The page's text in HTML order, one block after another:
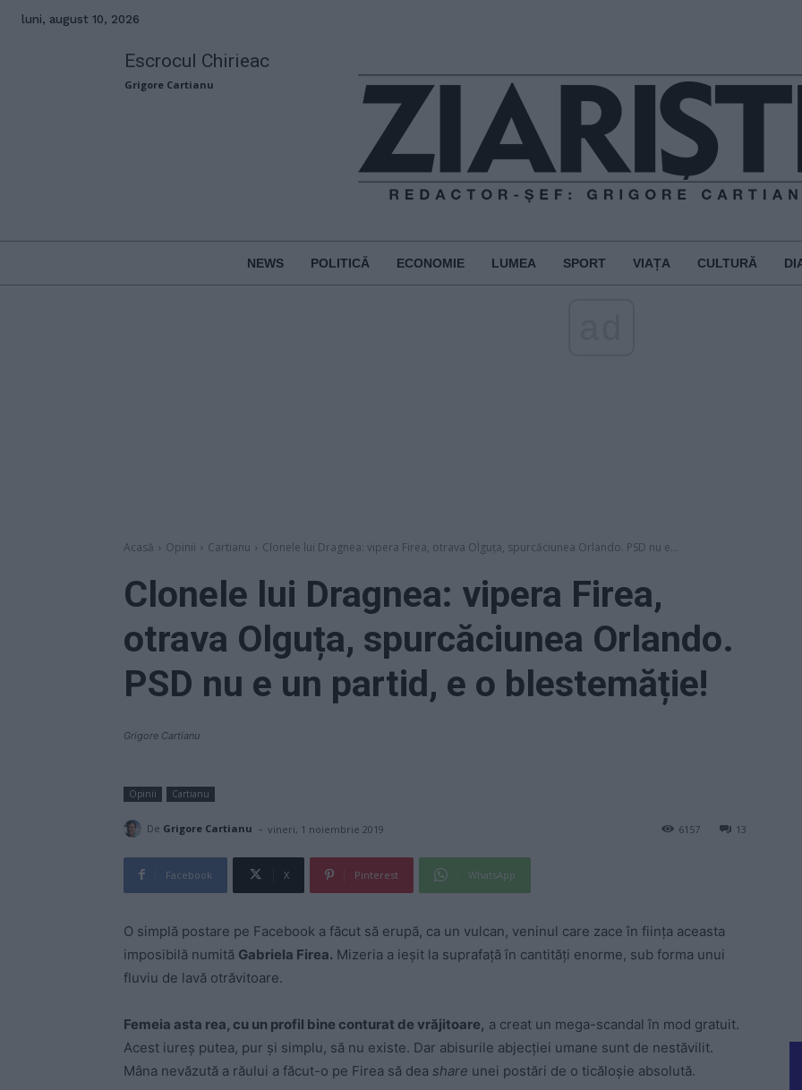
luni, august 10, 2026
Escrocul Chirieac
Grigore Cartianu
NEWS POLITICĂ ECONOMIE LUMEA SPORT VIAȚA CULTURĂ
Acasă Opinii Cartianu Clonele lui Dragnea: vipera Firea, otrava Olguța, spurcăciunea Orlando. PSD nu e...
Clonele lui Dragnea: vipera Firea,
otrava Olguța, spurcăciunea Orlando.
PSD nu e un partid, e o blestemăție!
Grigore Cartianu
Opinii Cartianu
De Grigore Cartianu - vineri, 1 noiembrie 2019 13
6157
Facebook X Pinterest WhatsApp
O simplă postare pe Facebook a făcut să erupă, ca un vulcan, veninul care zace în ființa aceasta
imposibilă numită Gabriela Firea. Mizeria a ieșit la suprafață în cantități enorme, sub forma unui
fluviu de lavă otrăvitoare.
Femeia asta rea, cu un profil bine conturat de vrăjitoare, a creat un mega-scandal în mod gratuit.
Acest iureș putea, pur și simplu, să nu existe. Dar abisurile abjecției umane sunt de nestăvilit.
Mâna nevăzută a răului a făcut-o pe Firea să dea share unei postări de o ticăloșie absolută.